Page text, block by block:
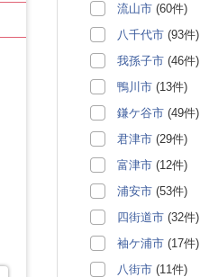
流山市 (60件)
八千代市 (93件)
我孫子市 (46件)
鴨川市 (13件)
鎌ケ谷市 (49件)
君津市 (29件)
富津市 (12件)
浦安市 (53件)
四街道市 (32件)
袖ケ浦市 (17件)
八街市 (11件)